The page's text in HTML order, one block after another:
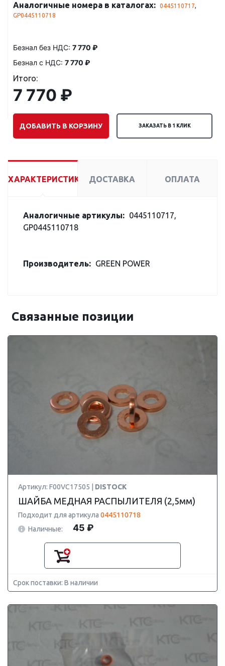
Аналогичные номера в каталогах: 0445110717,
GP0445110718
Безнал без НДС: 7 770 ₽
Безнал с НДС: 7 770 ₽
Итого:
7 770 ₽
ДОБАВИТЬ В КОРЗИНУ ЗАКАЗАТЬ В 1 КЛИК
ХАРАКТЕРИСТИКИ ДОСТАВКА ОПЛАТА
Аналогичные артикулы: 0445110717,
GP0445110718
Производитель: GREEN POWER
Связанные позиции
Артикул: F00VC17505 | DISTOCK
ШАЙБА МЕДНАЯ РАСПЫЛИТЕЛЯ (2,5мм)
Подходит для артикула 0445110718
Наличные:
45 ₽
Срок поставки: В наличии